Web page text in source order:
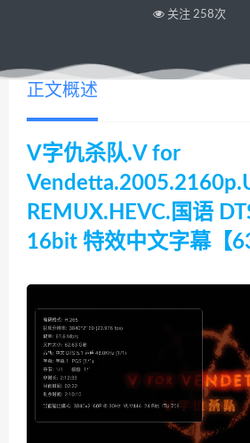
关注 258次
正文概述
V字仇杀队.V for
REMUX.HEVC.国语
16bit 特效中文字幕【